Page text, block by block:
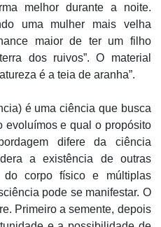
melhor durante a noite.
uma mulher mais velha
maior de ter um filho
dos ruivos”. O material
é a teia de aranha”.
é uma ciência que busca
evoluímos e qual o propósito
difere da ciência
a existência de outras
corpo físico e múltiplas
pode se manifestar. O
Primeiro a semente, depois